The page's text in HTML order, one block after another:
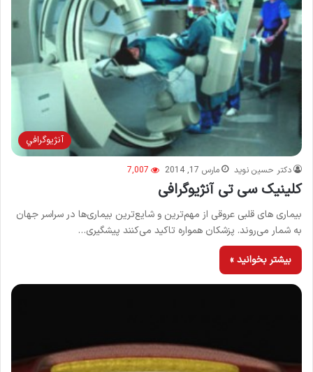
آنژيوگرافي
دکتر حسین نوید مارس 17, 2014 7,007
کلینیک سی تی آنژیوگرافی
بیماری های قلبی عروقی از مهم‌ترین و شایع‌ترین بیماری‌ها در سراسر جهان
به شمار می‌روند. پزشكان همواره تاكید می‌كنند پیشگیری…
بیشتر بخوانید »